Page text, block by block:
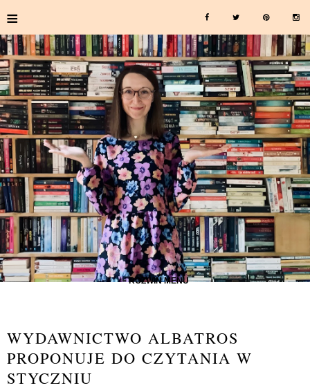
≡
≡ ROZWIŃ MENU
WYDAWNICTWO ALBATROS
PROPONUJE DO CZYTANIA W
STYCZNIU